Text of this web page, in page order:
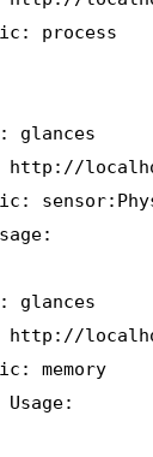
process
glances
http://
glances
http://
memory
Usage: